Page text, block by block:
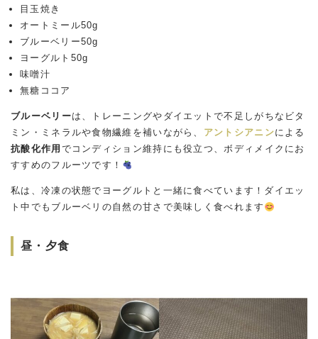
目玉焼き
オートミール50g
ブルーベリー50g
ヨーグルト50g
味噌汁
無糖ココア
ブルーベリーは、トレーニングやダイエットで不足しがちなビタ
ミン・ミネラルや食物繊維を補いながら、 アントシアニンによる
抗酸化作用 でコンディション維持にも役立つ、ボディメイクにお
すすめのフルーツです！
私は、冷凍の状態でヨーグルトと一緒に食べています！ダイエッ
ト中でもブルーベリの自然の甘さで美味しく食べれます
昼・夕食